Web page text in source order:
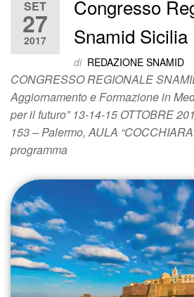
SET
27
2017
Congresso
Snamid Sicilia
di REDAZIONE SNAMID
CONGRESSO REGIONALE
Aggiornamento e Formazione in
per il futuro” 13-14-15 OTTOBRE
153 – Palermo, AULA
programma